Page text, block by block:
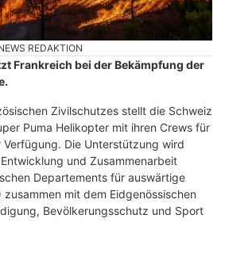
REDAKTION
Frankreich bei der Bekämpfung der
Zivilschutzes stellt die Schweiz
Puma Helikopter mit ihren Crews für
Die Unterstützung wird
und Zusammenarbeit
Departements für auswärtige
zusammen mit dem Eidgenössischen
Bevölkerungsschutz und Sport